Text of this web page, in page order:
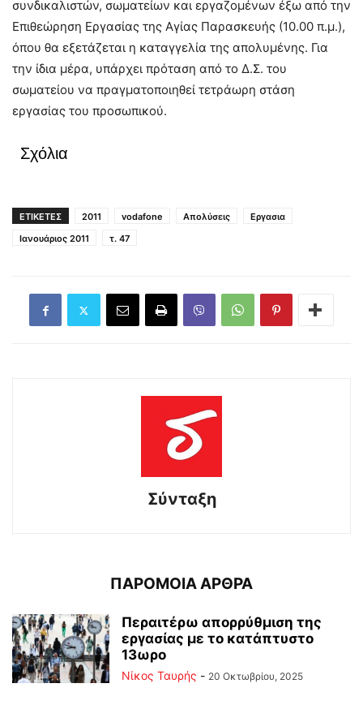
συνδικαλιστών, σωματείων και εργαζομένων έξω από την
Επιθεώρηση Εργασίας της Αγίας Παρασκευής (10.00 π.μ.),
όπου θα εξετάζεται η καταγγελία της απολυμένης. Για
την ίδια μέρα, υπάρχει πρόταση από το Δ.Σ. του
σωματείου να πραγματοποιηθεί τετράωρη στάση
εργασίας του προσωπικού.
Σχόλια
ΕΤΙΚΕΤΕΣ 2011 vodafone Απολύσεις
Εργασια
Ιανουάριος 2011
τ. 47
Σύνταξη
ΠΑΡΟΜΟΙΑ ΑΡΘΡΑ
Περαιτέρω απορρύθμιση της
εργασίας με το κατάπτυστο
13ωρο
Νίκος Ταυρής - 20 Οκτωβρίου, 2025